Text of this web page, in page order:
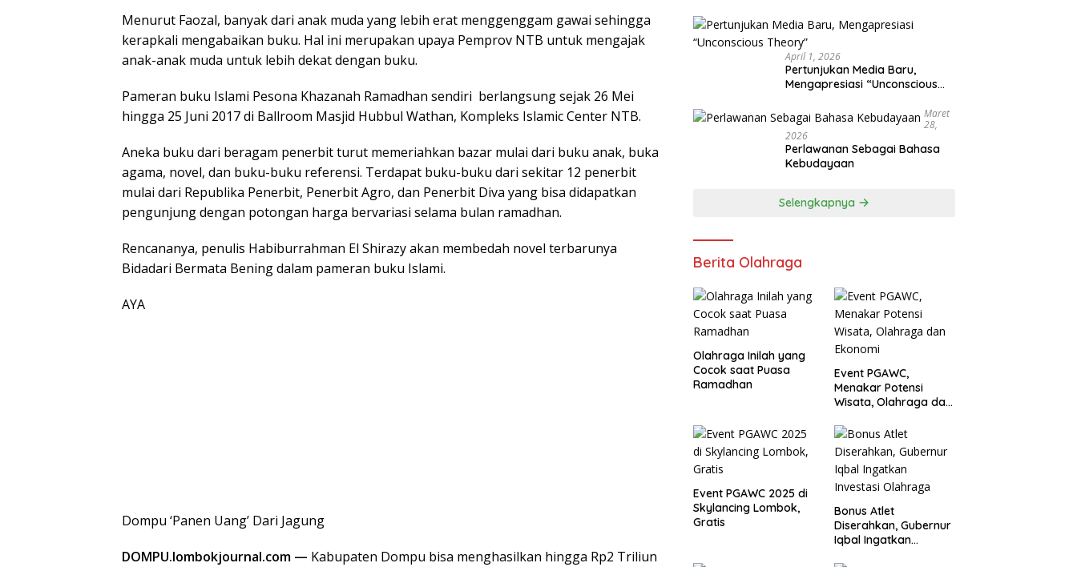
Menurut Faozal, banyak dari anak muda yang lebih erat menggenggam gawai sehingga
kerapkali mengabaikan buku. Hal ini merupakan upaya Pemprov NTB untuk mengajak
anak-anak muda untuk lebih dekat dengan buku.
Pameran buku Islami Pesona Khazanah Ramadhan sendiri berlangsung sejak 26 Mei
hingga 25 Juni 2017 di Ballroom Masjid Hubbul Wathan, Kompleks Islamic Center NTB.
Aneka buku dari beragam penerbit turut memeriahkan bazar mulai dari buku anak, buka
agama, novel, dan buku-buku referensi. Terdapat buku-buku dari sekitar 12 penerbit
mulai dari Republika Penerbit, Penerbit Agro, dan Penerbit Diva yang bisa didapatkan
pengunjung dengan potongan harga bervariasi selama bulan ramadhan.
Rencananya, penulis Habiburrahman El Shirazy akan membedah novel terbarunya
Bidadari Bermata Bening dalam pameran buku Islami.
AYA
Dompu ‘Panen Uang’ Dari Jagung
DOMPU.lombokjournal.com — Kabupaten Dompu bisa menghasilkan hingga Rp2 Triliun
April 1, 2026
Pertunjukan Media Baru,
Mengapresiasi “Unconscious
Maret
28,
2026
Perlawanan Sebagai Bahasa
Kebudayaan
Selengkapnya
Berita Olahraga
Olahraga Inilah yang
Cocok saat Puasa
Ramadhan
Event PGAWC,
Menakar Potensi
Wisata, Olahraga dan
Event PGAWC 2025 di
Skylancing Lombok,
Gratis
Bonus Atlet
Diserahkan, Gubernur
Iqbal Ingatkan